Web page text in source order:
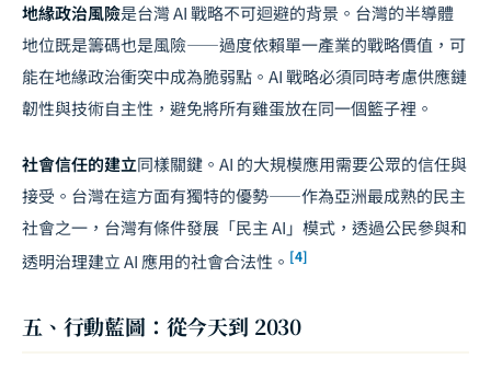
地緣政治風險是台灣 AI 戰略不可迴避的背景。台灣的半導體
地位既是籌碼也是風險——過度依賴單一產業的戰略價值，可
能在地緣政治衝突中成為脆弱點。AI 戰略必須同時考慮供應鏈
韌性與技術自主性，避免將所有雞蛋放在同一個籃子裡。
社會信任的建立同樣關鍵。AI 的大規模應用需要公眾的信任與
接受。台灣在這方面有獨特的優勢——作為亞洲最成熟的民主
社會之一，台灣有條件發展「民主 AI」模式，透過公民參與和
透明治理建立 AI 應用的社會合法性。 [4]
五、行動藍圖：從今天到 2030